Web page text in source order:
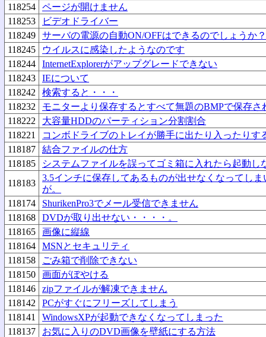
118254
ページが開けません
118253
ビデオドライバー
118249
サーバの電源の自動ON/OFFはできるのでしょうか？
118245
ウイルスに感染したようなのです
118244
InternetExplorerがアップグレードできない
118243
IEについて
118242
検索すると・・・
118232
モニターより保存するとすべて無題のBMPで保存さ
118222
大容量HDDのパーティション分割割合
118221
コンボドライブのトレイが勝手に出たり入ったりす
118187
結合ファイルの仕方
118185
システムファイルを誤ってゴミ箱に入れたら起動し
118183
3.5インチに保存してあるものが出せなくなってし
が。
118174
ShurikenPro3でメール受信できません
118168
DVDが取り出せない・・・・。
118165
画像に縦線
118164
MSNとセキュリティ
118158
ごみ箱で削除できない
118150
画面がぼやける
118146
zipファイルが解凍できません
118142
PCがすぐにフリーズしてしまう
118141
WindowsXPが起動できなくなってしまった
118137
お気に入りのDVD画像を壁紙にする方法